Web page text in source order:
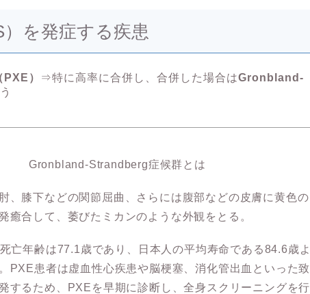
を発症する疾患
） ⇒特に高率に合併し、合併した場合はGronbland-
Gronbland-Strandberg症候群とは
、膝下などの関節屈曲、さらには腹部などの皮膚に黄色の
癒合して、萎びたミカンのような外観をとる。
亡年齢は77.1歳であり、日本人の平均寿命である84.6歳よ
PXE患者は虚血性心疾患や脳梗塞、消化管出血といった致
するため、PXEを早期に診断し、全身スクリーニングを行